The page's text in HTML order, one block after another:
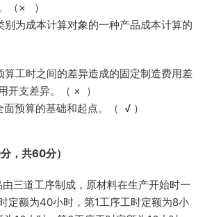
（× ）
为成本计算对象的一种产品成本计算的
算工时之间的差异造成的固定制造费用差
开支差异。（ × ）
预算的基础和起点。（ √ ）
分，共60分）
三道工序制成，原材料在生产开始时一
定额为40小时，第1工序工时定额为8小